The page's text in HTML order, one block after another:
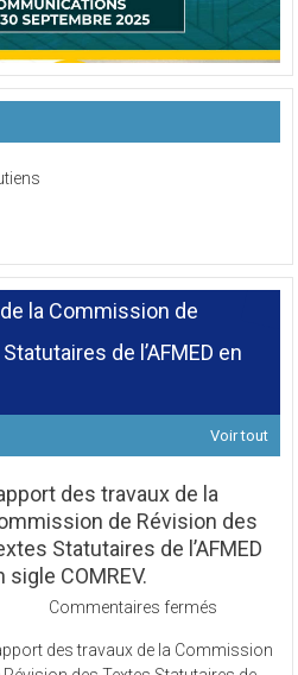
la Commission de
de l’AFMED en
Voir tout
des travaux de la
de Révision des
Statutaires de l’AFMED
sigle COMREV.
Commentaires fermés
des
des travaux de la Commission